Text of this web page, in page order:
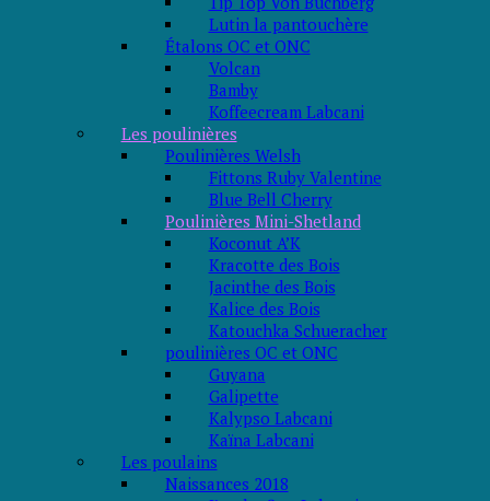
Lutin la pantouchère
Étalons OC et ONC
Volcan
Bamby
Koffeecream Labcani
Les poulinières
Poulinières Welsh
Fittons Ruby Valentine
Blue Bell Cherry
Poulinières Mini-Shetland
Koconut A’K
Kracotte des Bois
Jacinthe des Bois
Kalice des Bois
Katouchka Schueracher
poulinières OC et ONC
Guyana
Galipette
Kalypso Labcani
Kaïna Labcani
Les poulains
Naissances 2018